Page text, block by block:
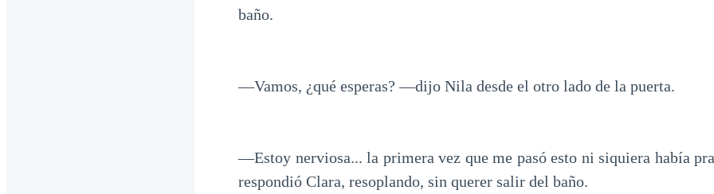
baño.
—Vamos, ¿qué esperas? —dijo Nila desde el otro lado de la puerta.
—Estoy nerviosa... la primera vez que me pasó esto ni siquiera había
respondió Clara, resoplando, sin querer salir del baño.